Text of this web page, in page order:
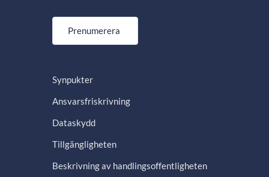
Prenumerera
Synpukter
Ansvarsfriskrivning
Dataskydd
Tillgängligheten
Beskrivning av handlingsoffentligheten